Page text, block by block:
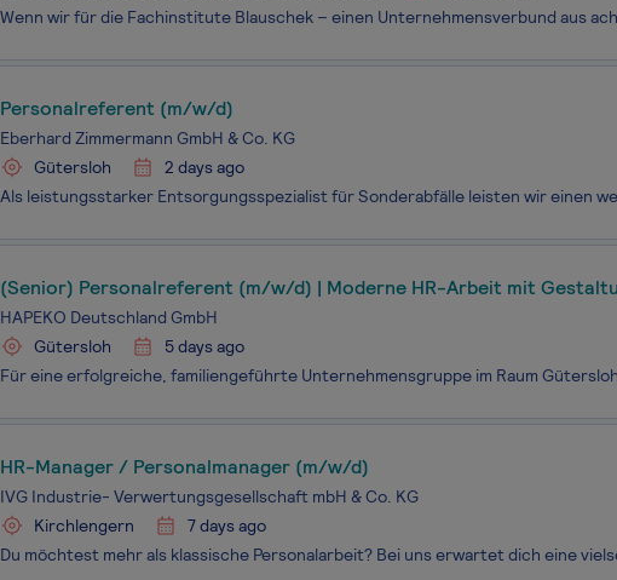
Personalreferent (m/w/d)
Eberhard Zimmermann GmbH & Co. KG
Gütersloh
2 days ago
(Senior) Personalreferent (m/w/d) | Moderne HR-Arbeit mit
HAPEKO Deutschland GmbH
Gütersloh
5 days ago
HR-Manager / Personalmanager (m/w/d)
IVG Industrie- Verwertungsgesellschaft mbH & Co. KG
Kirchlengern
7 days ago